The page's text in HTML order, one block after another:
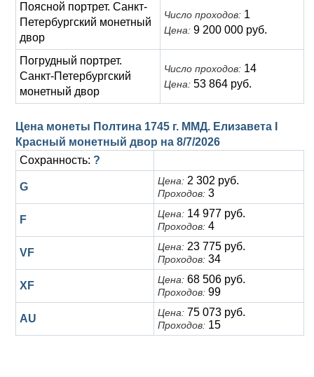
Поясной портрет. Санкт-
Петербургский монетный
двор
Число проходов: 1
Цена: 9 200 000 руб.
Погрудный портрет.
Санкт-Петербургский
монетный двор
Число проходов: 14
Цена: 53 864 руб.
Цена монеты Полтина 1745 г. ММД. Елизавета I
Красный монетный двор на 8/7/2026
Сохранность: ?
G Цена: 2 302 руб.
Проходов: 3
F Цена: 14 977 руб.
Проходов: 4
VF Цена: 23 775 руб.
Проходов: 34
XF Цена: 68 506 руб.
Проходов: 99
AU Цена: 75 073 руб.
Проходов: 15